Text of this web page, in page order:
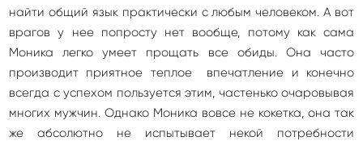
найти общий язык практически с любым человеком. А вот
врагов у нее попросту нет вообще, потому как сама
Моника легко умеет прощать все обиды. Она часто
производит приятное теплое впечатление и конечно
всегда с успехом пользуется этим, частенько очаровывая
многих мужчин. Однако Моника вовсе не кокетка, она так
же абсолютно не испытывает некой потребности